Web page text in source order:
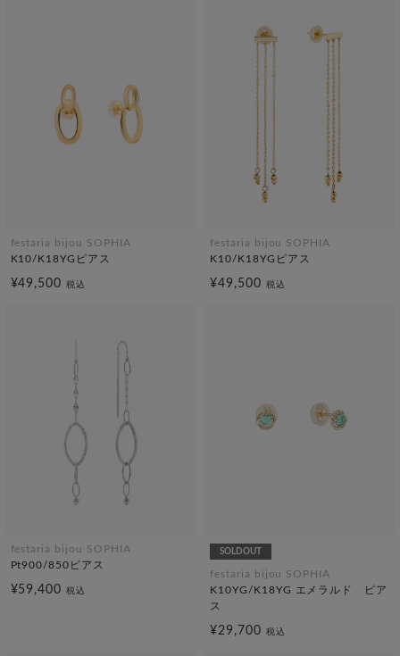
festaria bijou SOPHIA
K10/K18YGピアス
¥49,500税込
festaria bijou SOPHIA
K10/K18YGピアス
¥49,500 税込
festaria bijou SOPHIA
Pt900/850ピアス
¥59,400税込
SOLDOUT
festaria bijou SOPHIA
K10YG/K18YG エメラルド ピア
ス
¥29,700 税込